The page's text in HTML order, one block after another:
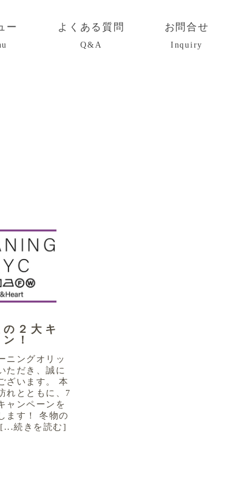
ー よくある質問
Q&A
お問合せ
Inquiry
２大キ
！
ニングオリッ
ただき、誠に
ざいます。 本
れとともに、7
ャンペーンを
ます！ 冬物の
続きを読む]